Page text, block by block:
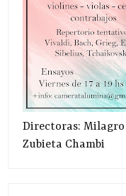
Directoras: Milagro
Zubieta Chambi